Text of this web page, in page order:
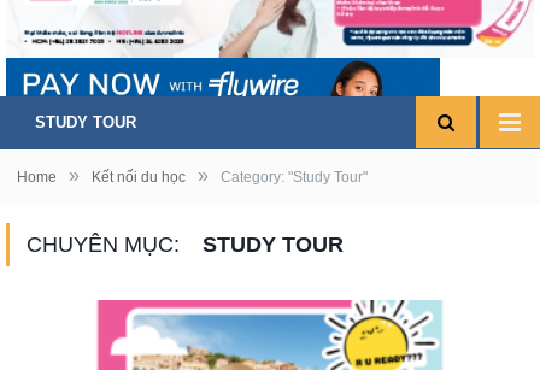
STUDY TOUR
Home » Kết nối du học » Category: "Study Tour"
CHUYÊN MỤC: STUDY TOUR